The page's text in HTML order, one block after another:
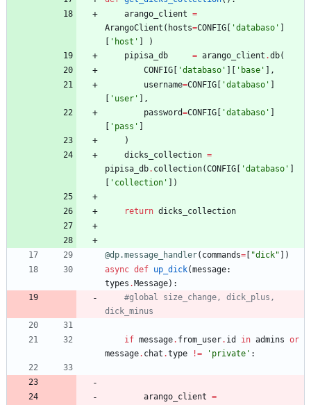
arango_client =
ArangoClient ( hosts=CONFIG 'databaso '
' host '
)
pipisa_db
= arango_client .db(
CONFIG
'databaso ' ' base '
,
username=CONFIG 'databaso '
' user '
,
password=CONFIG 'databaso '
' pass '
)
dicks_collection =
pipisa_db. collection(CONFIG 'databaso '
' collection ' )
return dicks_collection
@dp.message_handler( commands= "dick"
)
async def up_dick(message:
types . Message) :
#global size_change, dick_plus,
dick_minus
if message. from_user. id in admins or
message. chat .type != ' private ' :
arango_client =